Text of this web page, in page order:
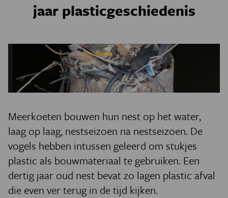
NATUURWETENSCHAPPEN GESCHIEDENIS
PODCAST AGENDA
JONGE UITDAGERS
jaar plasticgeschiedenis
Meerkoeten bouwen hun nest op het water,
laag op laag, nestseizoen na nestseizoen. De
vogels hebben intussen geleerd om stukjes
plastic als bouwmateriaal te gebruiken. Een
dertig jaar oud nest bevat zo lagen plastic afval
die even ver terug in de tijd kijken.